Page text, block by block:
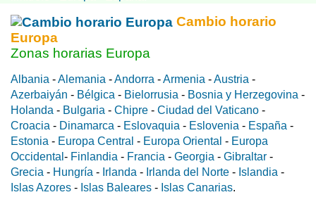
Cambio horario
Europa
Zonas horarias Europa
Albania -Alemania -Andorra -Armenia -Austria -
Azerbaiyán - Bélgica - Bielorrusia - Bosnia y Herzegovina -
Holanda - Bulgaria - Chipre - Ciudad del Vaticano -
Croacia - Dinamarca - Eslovaquia - Eslovenia - España -
Estonia - Europa Central - Europa Oriental - Europa
Occidental - Finlandia - Francia - Georgia - Gibraltar -
Grecia - Hungría - Irlanda - Irlanda del Norte - Islandia -
Islas Azores - Islas Baleares - Islas Canarias.